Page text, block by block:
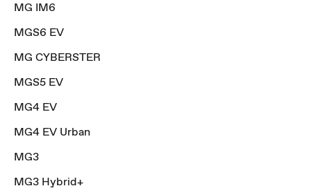
MG IM6
MGS6 EV
MG CYBERSTER
MGS5 EV
MG4 EV
MG4 EV Urban
MG3
MG3 Hybrid+